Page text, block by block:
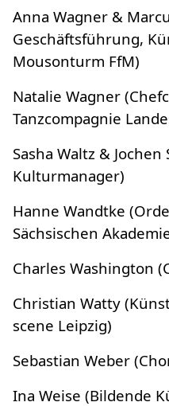
Anna Wagner &
Geschäftsführung,
Mousonturm FfM)
Natalie Wagner
Tanzcompagnie
Sasha Waltz &
Kulturmanager)
Hanne Wandtke
Sächsischen
Charles Washington
Christian Watty
scene Leipzig)
Sebastian Weber
Ina Weise (Bildende